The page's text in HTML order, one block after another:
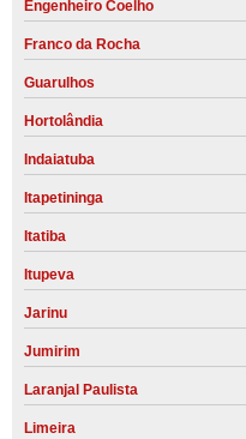
Engenheiro Coelho
Franco da Rocha
Guarulhos
Hortolândia
Indaiatuba
Itapetininga
Itatiba
Itupeva
Jarinu
Jumirim
Laranjal Paulista
Limeira